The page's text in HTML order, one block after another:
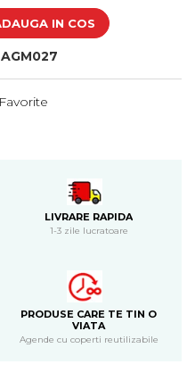
IN COS
AGM027
LIVRARE RAPIDA
1-3 zile lucratoare
PRODUSE CARE TE TIN O
VIATA
Agende cu coperti reutilizabile